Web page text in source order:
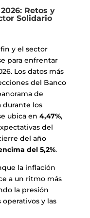
Retos y
Solidario
y el sector
para enfrentar
Los datos más
del Banco
de
durante los
ubica en 4,47%,
del
del año
del 5,2%.
la inflación
a un ritmo más
la presión
operativos y las